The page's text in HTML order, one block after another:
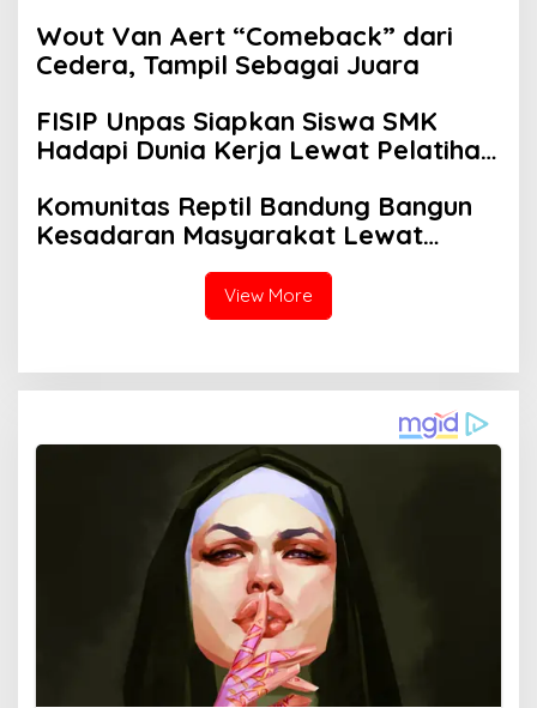
Wout Van Aert “Comeback” dari
Cedera, Tampil Sebagai Juara
FISIP Unpas Siapkan Siswa SMK
Hadapi Dunia Kerja Lewat Pelatihan
Play
Komunitas Reptil Bandung Bangun
Kesadaran Masyarakat Lewat
Edukasi Satwa
View More